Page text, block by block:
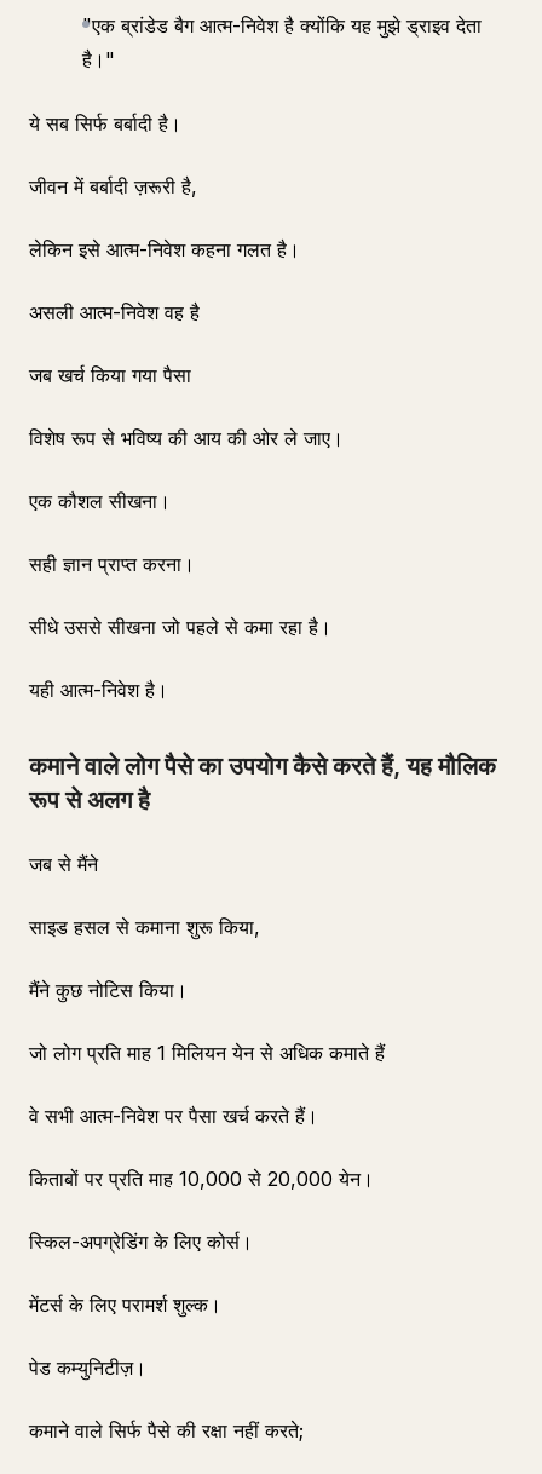
"एक ब्रांडेड बैग आत्म-निवेश है क्योंकि यह मुझे ड्राइव देता
है।"
ये सब सिर्फ बर्बादी है।
जीवन में बर्बादी ज़रूरी है,
लेकिन इसे आत्म-निवेश कहना गलत है।
असली आत्म-निवेश वह है
जब खर्च किया गया पैसा
विशेष रूप से भविष्य की आय की ओर ले जाए।
एक कौशल सीखना।
सही ज्ञान प्राप्त करना।
सीधे उससे सीखना जो पहले से कमा रहा है।
यही आत्म-निवेश है।
कमाने वाले लोग पैसे का उपयोग कैसे करते हैं, यह मौलिक
रूप से अलग है
जब से मैंने
साइड हसल से कमाना शुरू किया,
मैंने कुछ नोटिस किया।
जो लोग प्रति माह 1 मिलियन येन से अधिक कमाते हैं
वे सभी आत्म-निवेश पर पैसा खर्च करते हैं।
किताबों पर प्रति माह 10,000 से 20,000 येन।
स्किल-अपग्रेडिंग के लिए कोर्स।
मेंटर्स के लिए परामर्श शुल्क।
पेड कम्युनिटीज़।
कमाने वाले सिर्फ पैसे की रक्षा नहीं करते;